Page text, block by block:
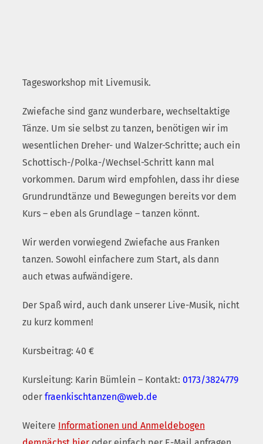
Tagesworkshop mit Livemusik.
Zwiefache sind ganz wunderbare, wechseltaktige
Tänze. Um sie selbst zu tanzen, benötigen wir im
wesentlichen Dreher- und Walzer-Schritte; auch ein
Schottisch-/Polka-/Wechsel-Schritt kann mal
vorkommen. Darum wird empfohlen, dass ihr diese
Grundrundtänze und Bewegungen bereits vor dem
Kurs – eben als Grundlage – tanzen könnt.
Wir werden vorwiegend Zwiefache aus Franken
tanzen. Sowohl einfachere zum Start, als dann
auch etwas aufwändigere.
Der Spaß wird, auch dank unserer Live-Musik, nicht
zu kurz kommen!
Kursbeitrag: 40 €
Kursleitung: Karin Bümlein – Kontakt: 0173/3824779
oder fraenkischtanzen@web.de
Weitere Informationen und Anmeldebogen